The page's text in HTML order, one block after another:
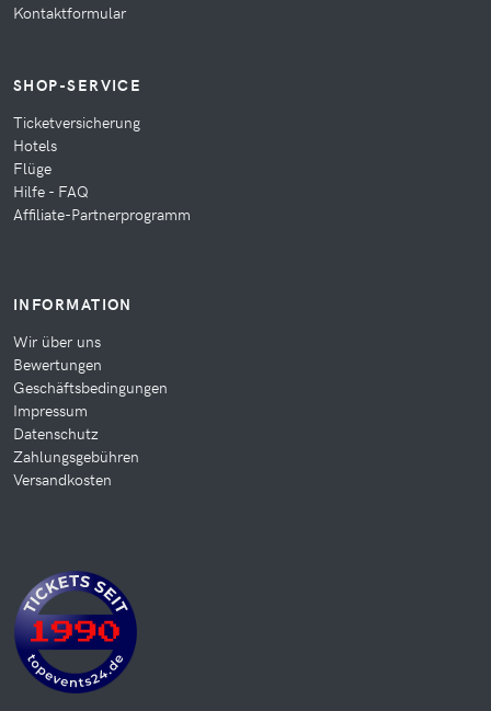
Kontaktformular
SHOP-SERVICE
Ticketversicherung
Hotels
Flüge
Hilfe - FAQ
Affiliate-Partnerprogramm
INFORMATION
Wir über uns
Bewertungen
Geschäftsbedingungen
Impressum
Datenschutz
Zahlungsgebühren
Versandkosten